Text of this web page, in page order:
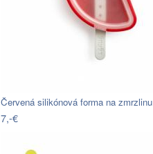
Červená silikónová forma na
7,-€